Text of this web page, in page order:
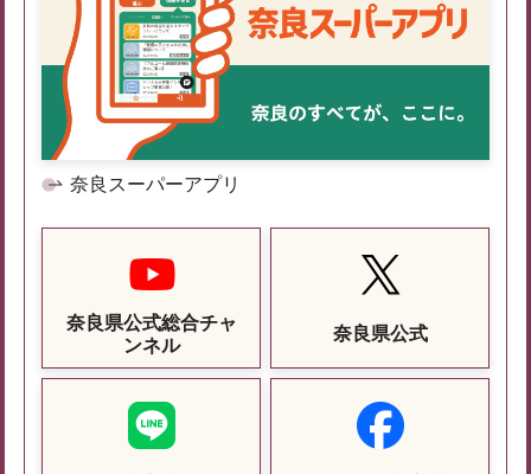
奈良スーパーアプリ
奈良県公式総合チャ
ンネル
奈良県公式